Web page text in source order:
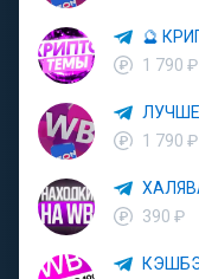
1 790 ₽
1 790 ₽
390 ₽